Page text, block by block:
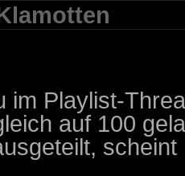
im Playlist-
auf 100
scheint